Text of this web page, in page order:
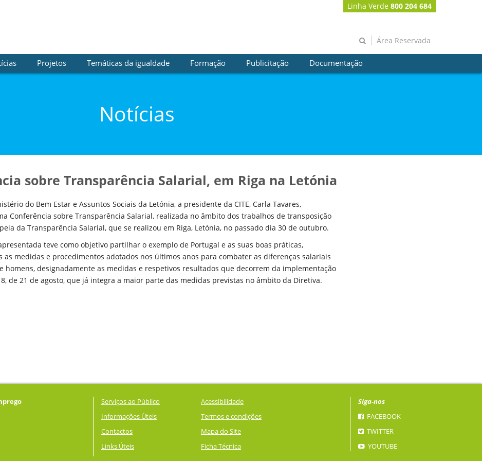
Linha Verde 800 204 684
Área Reservada
Projetos Temáticas da igualdade Formação Publicitação Documentação
Notícias
sobre Transparência Salarial, em Riga na Letónia
do Bem Estar e Assuntos Sociais da Letónia, a presidente da CITE, Carla Tavares,
Conferência sobre Transparência Salarial, realizada no âmbito dos trabalhos de transposição
da Transparência Salarial, que se realizou em Riga, Letónia, no passado dia 30 de outubro.
teve como objetivo partilhar o exemplo de Portugal e as suas boas práticas,
as medidas e procedimentos adotados nos últimos anos para combater as diferenças salariais
homens, designadamente as medidas e respetivos resultados que decorrem da implementação
de 21 de agosto, que já integra a maior parte das medidas previstas no âmbito da Diretiva.
Serviços ao Público
Informações Úteis
Contactos
Links Úteis
Acessibilidade
Termos e condições
Mapa do Site
Ficha Técnica
Siga-nos
FACEBOOK
TWITTER
YOUTUBE